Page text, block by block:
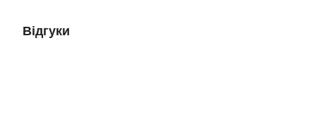
Відгуки